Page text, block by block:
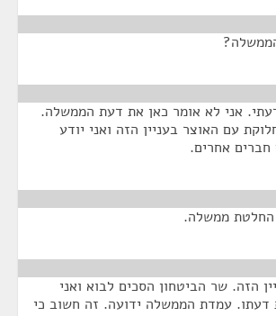
אני לא אומר כאן את דעת הממשלה.
עם האוצר בעניין הזה ואני יודע
אחרים.
ממשלה.
הזה. שר הביטחון הסכים לבוא ואני
דעתו. עמדת הממשלה ידועה. זה חשוב כי